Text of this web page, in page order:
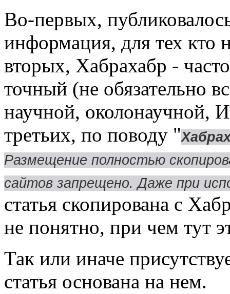
Во-первых,
информация, для тех кто
вторых, Хабрахабр -
точный (не обязательно
научной, околонаучной,
третьих, по поводу "
Размещение полностью
сайтов запрещено. Даже при
статья скопирована с
не понятно, при чем тут
Так или иначе
статья основана на нем.